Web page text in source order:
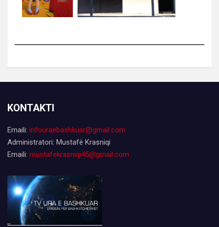
KONTAKTI
Emaili: infouraebashkuar@gmail.com
Administratori: Mustafë Krasniqi
Emaili: mustafekrasniqi45@gmail.com